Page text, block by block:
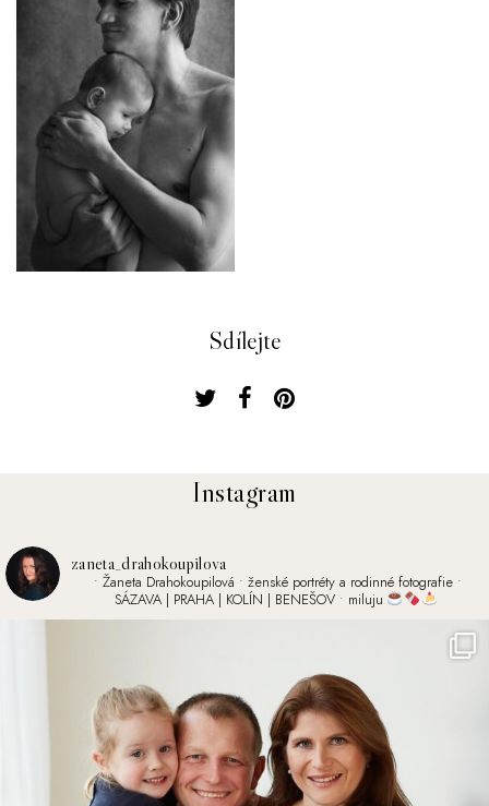
Sdílejte
Instagram
zaneta_drahokoupilova
• Žaneta Drahokoupilová • ženské portréty a rodinné fotografie•
SÁZAVA | PRAHA | KOLÍN | BENEŠOV • miluju